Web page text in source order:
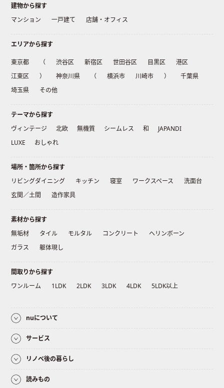
建物から探す
マンション
一戸建て 店舗・オフィス
エリアから探す
東京都 （ 渋谷区 新宿区 世田谷区 目黒区
港区
江東区
） 神奈川県 （ 横浜市 川崎市 ）
千葉県
埼玉県
その他
テーマから探す
ヴィンテージ
北欧 無機質 シームレス 和
JAPANDI
LUXE
おしゃれ
場所・箇所から探す
リビングダイニング
キッチン 寝室 ワークスペース
洗面台
玄関／土間
造作家具
素材から探す
無垢材
タイル モルタル コンクリート
ヘリンボーン
ガラス
躯体現し
間取りから探す
ワンルーム
1LDK 2LDK 3LDK 4LDK 5LDK以上
nuについて
サービス
リノベ後の暮らし
読みもの